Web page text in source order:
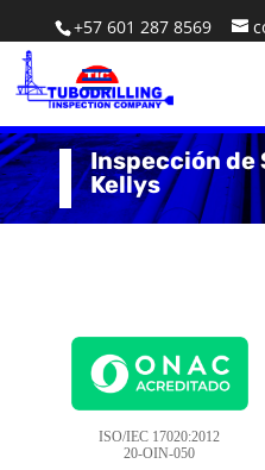
+57 601 287 8569
Inspección de
Kellys
ISO/IEC 17020:2012
20-OIN-050